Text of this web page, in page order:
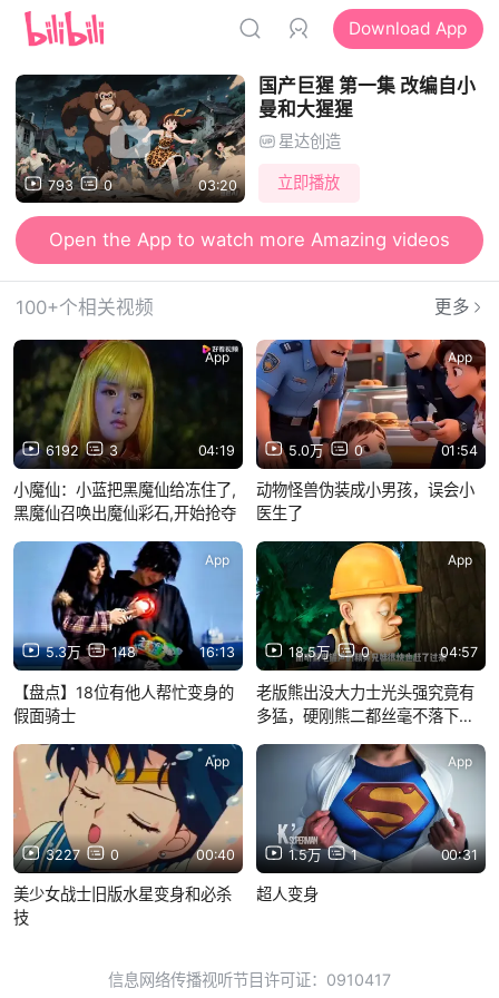
Download App
793 0 03:20
国产巨猩 第一集 改编自小
曼和大猩猩
星达创造
立即播放
Open the App to watch more Amazing videos
100+个相关视频 更多
6192 3 04:19
App
小魔仙：小蓝把黑魔仙给冻住了,
黑魔仙召唤出魔仙彩石,开始抢夺
5.0万 0 01:54
App
动物怪兽伪装成小男孩，误会小
医生了
5.3万 148 16:13
App
【盘点】18位有他人帮忙变身的
假面骑士
18.5万 0 04:57
App
老版熊出没大力士光头强究竟有
多猛，硬刚熊二都丝毫不落下
3227 0 00:40
App
美少女战士旧版水星变身和必杀
技
1.5万 1 00:31
App
超人变身
信息网络传播视听节目许可证：0910417